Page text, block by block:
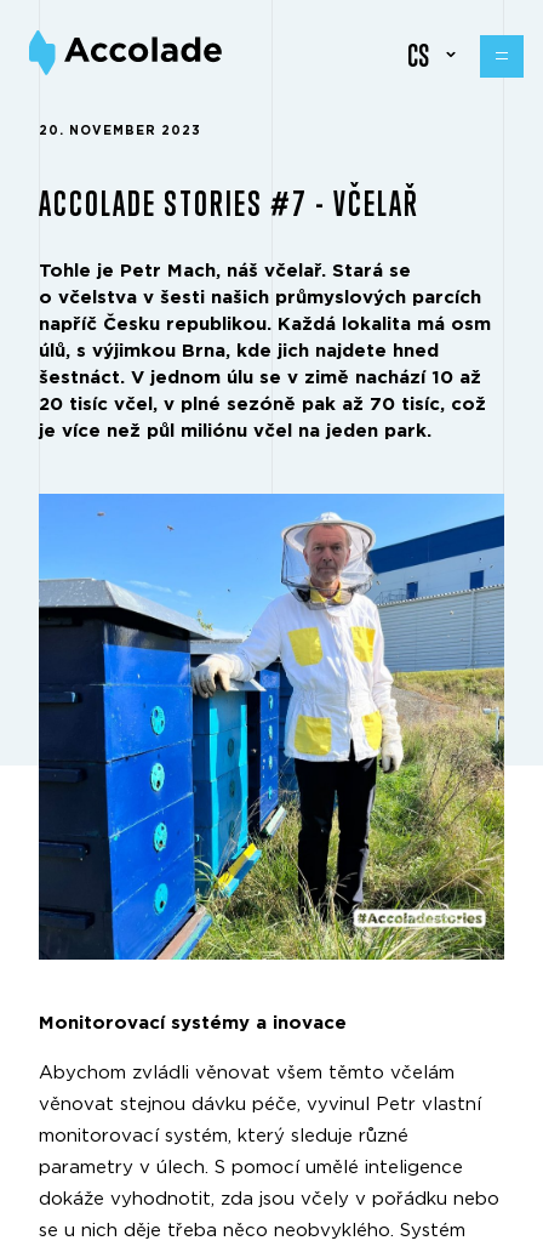
CS
20. NOVEMBER 2023
ACCOLADE STORIES #7 - VČELAŘ
Tohle je Petr Mach, náš včelař. Stará se
o včelstva v šesti našich průmyslových parcích
napříč Česku republikou. Každá lokalita má osm
úlů, s výjimkou Brna, kde jich najdete hned
šestnáct. V jednom úlu se v zimě nachází 10 až
20 tisíc včel, v plné sezóně pak až 70 tisíc, což
je více než půl miliónu včel na jeden park.
Monitorovací systémy a inovace
Abychom zvládli věnovat všem těmto včelám
věnovat stejnou dávku péče, vyvinul Petr vlastní
monitorovací systém, který sleduje různé
parametry v úlech. S pomocí umělé inteligence
dokáže vyhodnotit, zda jsou včely v pořádku nebo
se u nich děje třeba něco neobvyklého. Systém